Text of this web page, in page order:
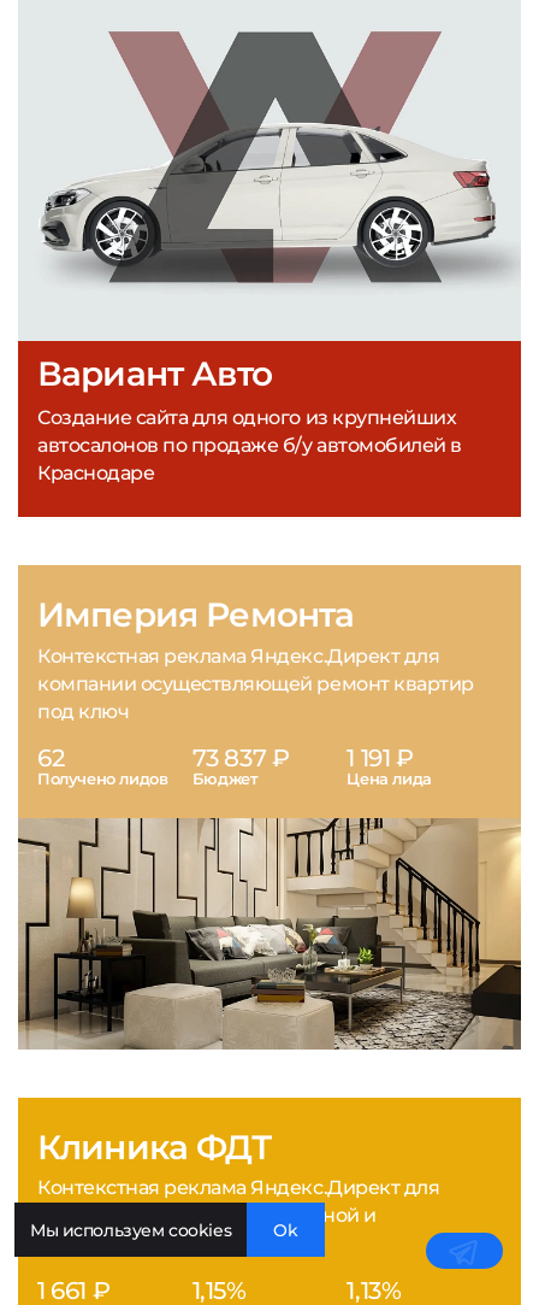
Империя Ремонта
Контекстная реклама Яндекс.Директ для
компании осуществляющей ремонт квартир
под ключ
62
Получено лидов
73 837 ₽
Бюджет
1 191 ₽
Цена лида
Вариант Авто
Создание сайта для одного из крупнейших
автосалонов по продаже б/у автомобилей в
Краснодаре
Клиника ФДТ
Контекстная реклама Яндекс.Директ для
медицинской клиники лазерной и
фотодинамической терапии
1 661 ₽ 1,15% 1,13%
Мы используем cookies Ok